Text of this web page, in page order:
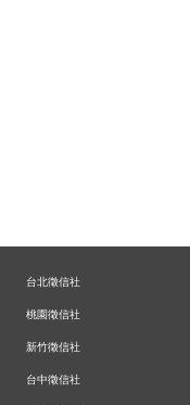
台北徵信社
桃園徵信社
新竹徵信社
台中徵信社